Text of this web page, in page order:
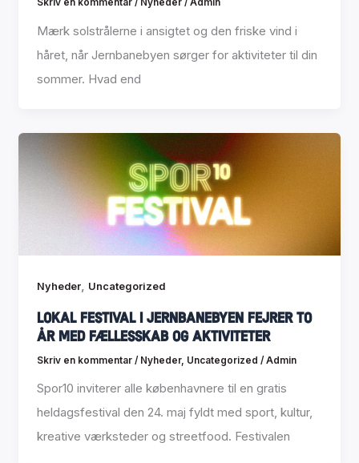
Skriv en kommentar / Nyheder/ Admin
Mærk solstrålerne i ansigtet og den friske vind i
håret, når Jernbanebyen sørger for aktiviteter til din
sommer. Hvad end
Nyheder, Uncategorized
Lokal festival i Jernbanebyen fejrer to
år med fællesskab og aktiviteter
Skriv en kommentar / Nyheder, Uncategorized /Admin
Spor10 inviterer alle københavnere til en gratis
heldagsfestival den 24. maj fyldt med sport, kultur,
kreative værksteder og streetfood. Festivalen